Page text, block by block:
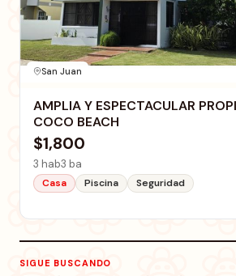
San Juan
AMPLIA Y ESPECTACULAR
COCO BEACH
$1,800
3 hab3 ba
Casa Piscina Seguridad
SIGUE BUSCANDO